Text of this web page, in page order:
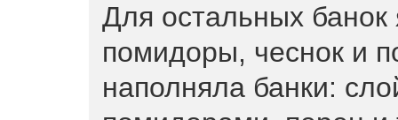
Для остальных
помидоры, чеснок и
наполняла банки: